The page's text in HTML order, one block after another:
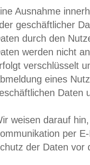
Ausnahme
geschäftlicher
durch den
werden nicht
verschlüsselt
eines
Daten
weisen darauf
per
der Daten vor